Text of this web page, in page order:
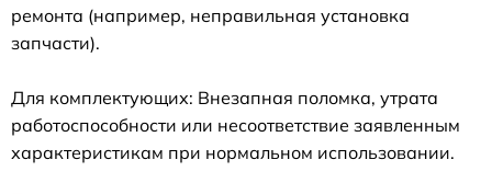
ремонта (например, неправильная установка
запчасти).
Для комплектующих: Внезапная поломка, утрата
работоспособности или несоответствие заявленным
характеристикам при нормальном использовании.